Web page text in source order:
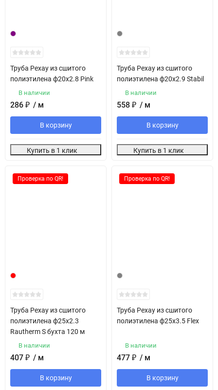
Труба Рехау из сшитого
полиэтилена ф20х2.8 Pink
В наличии
286 ₽ / м
В корзину
Купить в 1 клик
Труба Рехау из сшитого
полиэтилена ф20х2.9 Stabil
В наличии
558 ₽ / м
В корзину
Купить в 1 клик
Проверка по QR!
Труба Рехау из сшитого
полиэтилена ф25х2.3
Rautherm S бухта 120 м
В наличии
407 ₽ / м
В корзину
Проверка по QR!
Труба Рехау из сшитого
полиэтилена ф25х3.5 Flex
В наличии
477 ₽ / м
В корзину